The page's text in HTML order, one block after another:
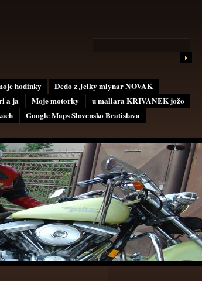
hodinky
Dedo z Jelky mlynar NOVAK
a ja Moje motorky
u maliara KRIVANEK jožo
Google Maps Slovensko Bratislava